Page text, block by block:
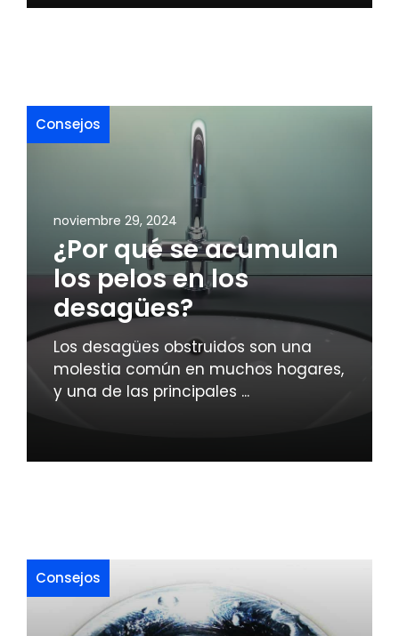
Consejos
noviembre 29, 2024
¿Por qué se acumulan
los pelos en los
desagües?
Los desagües obstruidos son una
molestia común en muchos hogares,
y una de las principales ...
Consejos